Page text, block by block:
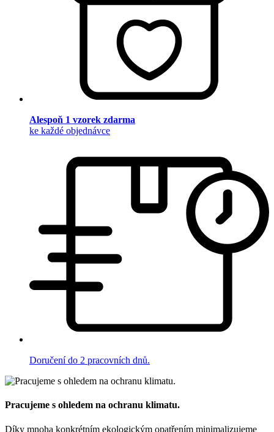
Alespoň 1 vzorek zdarma
ke každé objednávce
Doručení do 2 pracovních dnů.
Pracujeme s ohledem na ochranu klimatu.
Díky mnoha konkrétním ekologickým opatřením minimalizujeme